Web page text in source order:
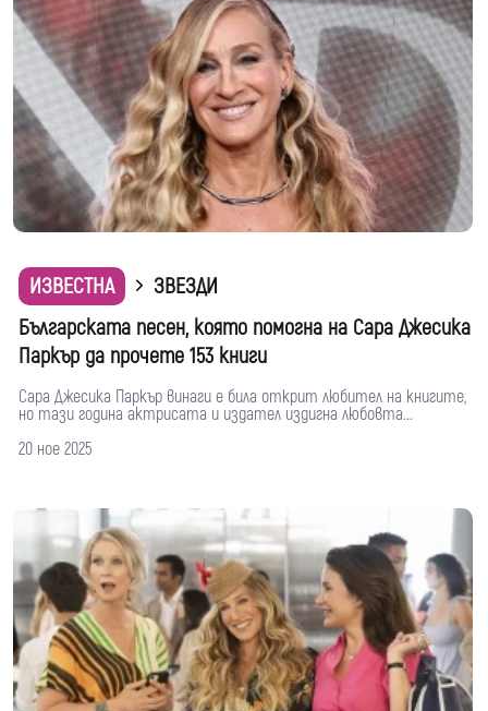
ИЗВЕСТНА
ЗВЕЗДИ
Българската песен, която помогна на Сара Джесика
Паркър да прочете 153 книги
Сара Джесика Паркър винаги е била открит любител на книгите,
но тази година актрисата и издател издигна любовта...
20 ное 2025